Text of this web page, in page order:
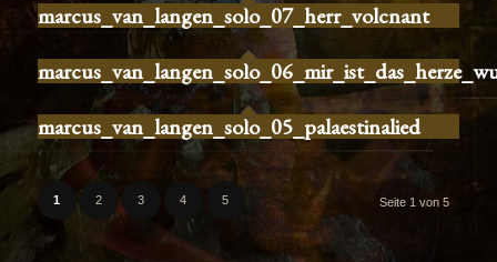
marcus_van_langen_solo_07_herr_volcnant
marcus_van_langen_solo_05_palaestinalied
Seite 1 von 5
1 2 3 4 5